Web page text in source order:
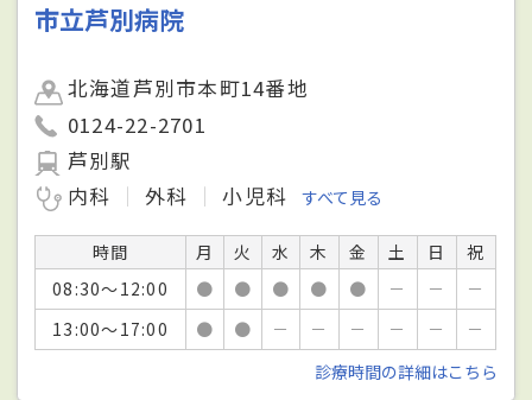
市立芦別病院
北海道芦別市本町14番地
0124-22-2701
芦別駅
内科
外科 小児科 すべて見る
時間 月 火 水 木 金 土 日
祝
08:30～12:00
● ● ● ● ● － －
－
13:00～17:00
● ● － － － － －
－
診療時間の詳細はこちら